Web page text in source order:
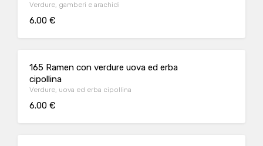
Verdure, gamberi e arachidi
6.00 €
165 Ramen con verdure uova ed erba
cipollina
Verdure, uova ed erba cipollina
6.00 €